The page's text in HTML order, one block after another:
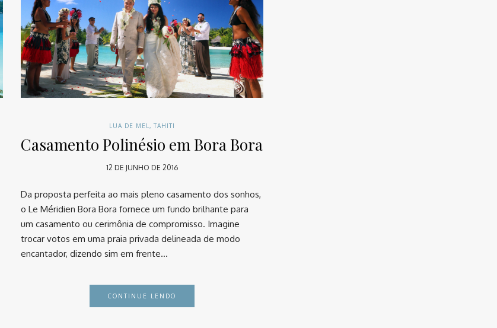
LUA DE MEL , TAHITI
Casamento Polinésio em Bora Bora
12 DE JUNHO DE 2016
Da proposta perfeita ao mais pleno casamento dos sonhos,
o Le Méridien Bora Bora fornece um fundo brilhante para
um casamento ou cerimônia de compromisso. Imagine
trocar votos em uma praia privada delineada de modo
encantador, dizendo sim em frente…
CONTINUE LENDO